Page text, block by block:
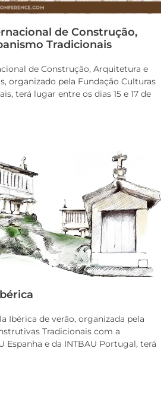
de Construção,
Tradicionais
de Construção, Arquitetura e
organizado pela Fundação Culturas
terá lugar entre os dias 15 e 17 de
Ibérica de verão, organizada pela
Tradicionais com a
Espanha e da INTBAU Portugal, terá